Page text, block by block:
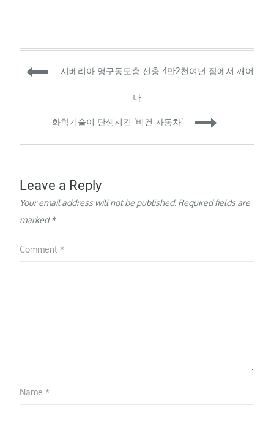
때문이다. 연구진은 '베타
7'이라는 단백질에 주목했
Post
navigation
시베리아 영구동토층 선충 4만2천여년 잠에서 깨어
나
화학기술이 탄생시킨 ‘비건 자동차’
Leave a Reply
Your email address will not be published. Required fields are
marked*
Comment*
Name*